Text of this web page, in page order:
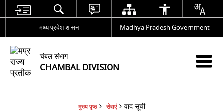
मध्य प्रदेश शासन Madhya Pradesh Government
चंबल संभाग
CHAMBAL DIVISION
मुख्य पृष्ठ सेवाएं वाद सूची